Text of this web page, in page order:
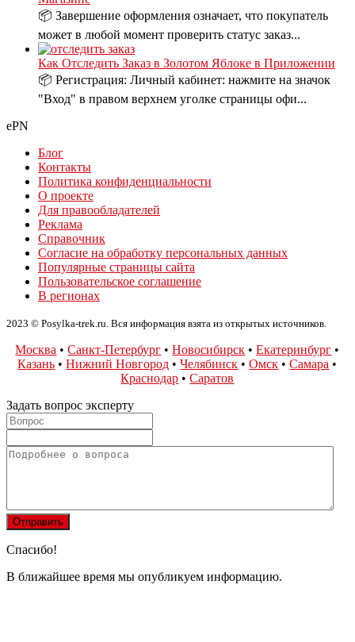
📦 Завершение оформления означает, что покупатель
может в любой момент проверить статус заказ...
Как Отследить Заказ в Золотом Яблоке в Приложении
📦 Регистрация: Личный кабинет: нажмите на значок
"Вход" в правом верхнем уголке страницы офи...
ePN
Блог
Контакты
Политика конфиденциальности
О проекте
Для правообладателей
Реклама
Справочник
Согласие на обработку персональных данных
Популярные страницы сайта
Пользовательское соглашение
В регионах
2023 © Posylka-trek.ru. Вся информация взята из открытых источников.
Москва •Санкт-Петербург •Новосибирск •Екатеринбург •
Казань •Нижний Новгород •Челябинск •Омск •Самара •
Краснодар •Саратов
Задать вопрос эксперту
Спасибо!
В ближайшее время мы опубликуем информацию.